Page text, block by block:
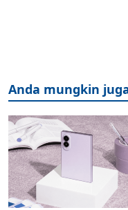
Anda mungkin